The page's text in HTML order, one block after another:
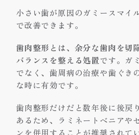
小さい歯が原因のガミースマイ
で改善できます。
歯肉整形とは、余分な歯肉を切
バランスを整える処置です。ガ
でなく、歯周病の治療や歯ぐき
な時に有効です。
歯肉整形だけだと数年後に後戻
あるため、ラミネートベニアや
ンを併用することが推奨されて